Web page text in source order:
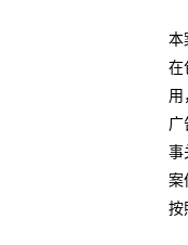
本
在
用
广
事
案
按